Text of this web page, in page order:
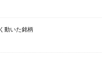
動いた銘柄